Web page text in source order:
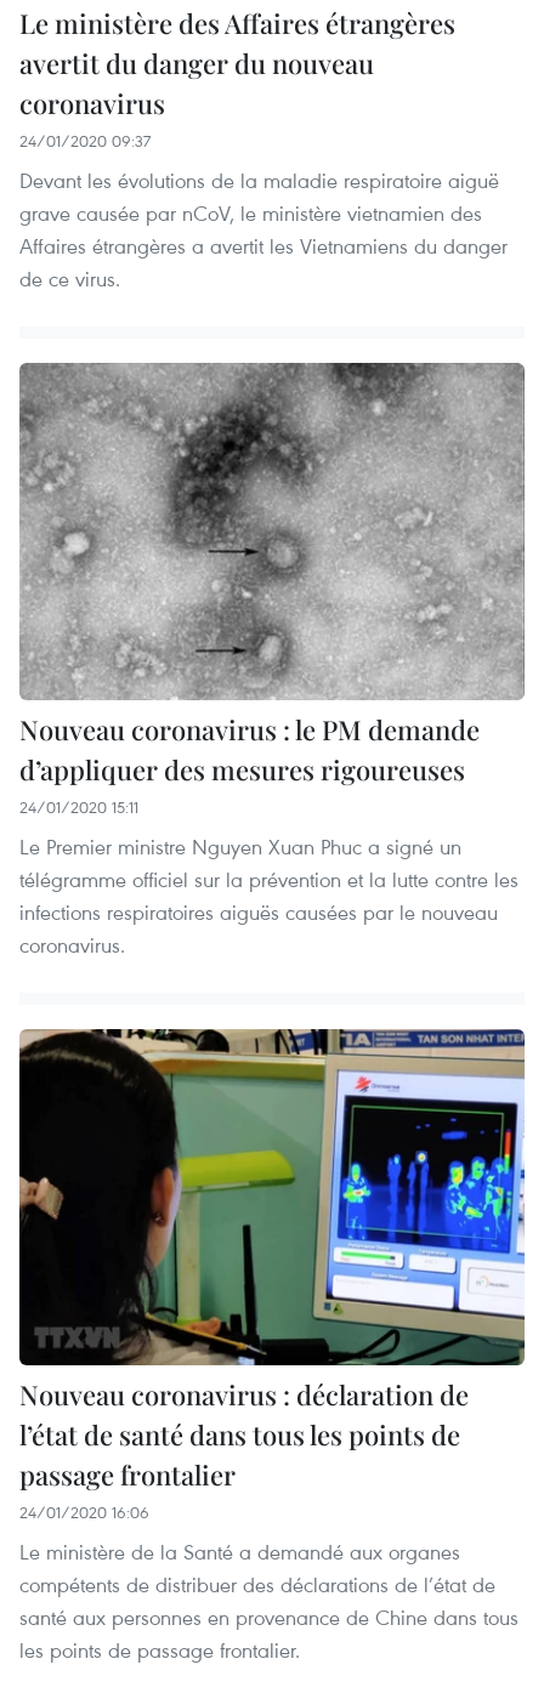
Le ministère des Affaires étrangères
avertit du danger du nouveau
coronavirus
24/01/2020 09:37
Devant les évolutions de la maladie respiratoire aiguë
grave causée par nCoV, le ministère vietnamien des
Affaires étrangères a avertit les Vietnamiens du danger
de ce virus.
Nouveau coronavirus : le PM demande
d’appliquer des mesures rigoureuses
24/01/2020 15:11
Le Premier ministre Nguyen Xuan Phuc a signé un
télégramme officiel sur la prévention et la lutte contre les
infections respiratoires aiguës causées par le nouveau
coronavirus.
Nouveau coronavirus : déclaration de
l’état de santé dans tous les points de
passage frontalier
24/01/2020 16:06
Le ministère de la Santé a demandé aux organes
compétents de distribuer des déclarations de l’état de
santé aux personnes en provenance de Chine dans tous
les points de passage frontalier.